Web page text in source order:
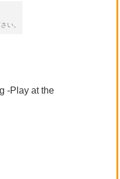
い。
-Play at the